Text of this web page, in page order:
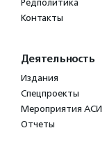
Редполитика
Контакты
Деятельность
Издания
Спецпроекты
Мероприятия АСИ
Отчеты